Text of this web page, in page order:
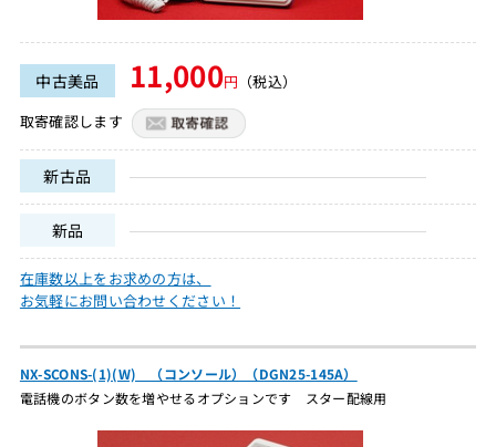
中古美品 11,000円 （税込）
取寄確認します
新古品
新品
在庫数以上をお求めの方は、
お気軽にお問い合わせください！
NX-SCONS-(1)(W) （コンソール）（DGN25-145A）
電話機のボタン数を増やせるオプションです スター配線用